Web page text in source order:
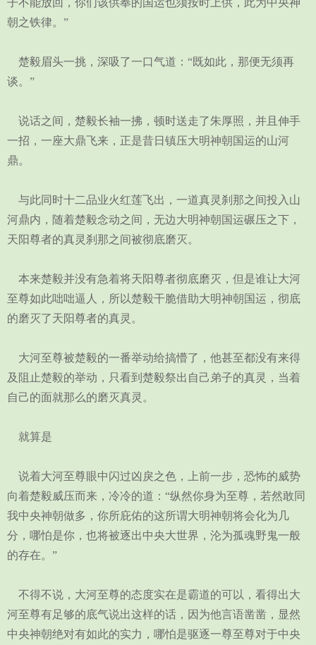
子不能放回，你们该供奉的国运也须按时上供，此为中央神
朝之铁律。”
楚毅眉头一挑，深吸了一口气道：“既如此，那便无须再
谈。”
说话之间，楚毅长袖一拂，顿时送走了朱厚照，并且伸手
一招，一座大鼎飞来，正是昔日镇压大明神朝国运的山河
鼎。
与此同时十二品业火红莲飞出，一道真灵刹那之间投入山
河鼎内，随着楚毅念动之间，无边大明神朝国运碾压之下，
天阳尊者的真灵刹那之间被彻底磨灭。
本来楚毅并没有急着将天阳尊者彻底磨灭，但是谁让大河
至尊如此咄咄逼人，所以楚毅干脆借助大明神朝国运，彻底
的磨灭了天阳尊者的真灵。
大河至尊被楚毅的一番举动给搞懵了，他甚至都没有来得
及阻止楚毅的举动，只看到楚毅祭出自己弟子的真灵，当着
自己的面就那么的磨灭真灵。
就算是
说着大河至尊眼中闪过凶戾之色，上前一步，恐怖的威势
向着楚毅威压而来，冷冷的道：“纵然你身为至尊，若然敢同
我中央神朝做多，你所庇佑的这所谓大明神朝将会化为几
分，哪怕是你，也将被逐出中央大世界，沦为孤魂野鬼一般
的存在。”
不得不说，大河至尊的态度实在是霸道的可以，看得出大
河至尊有足够的底气说出这样的话，因为他言语凿凿，显然
中央神朝绝对有如此的实力，哪怕是驱逐一尊至尊对于中央